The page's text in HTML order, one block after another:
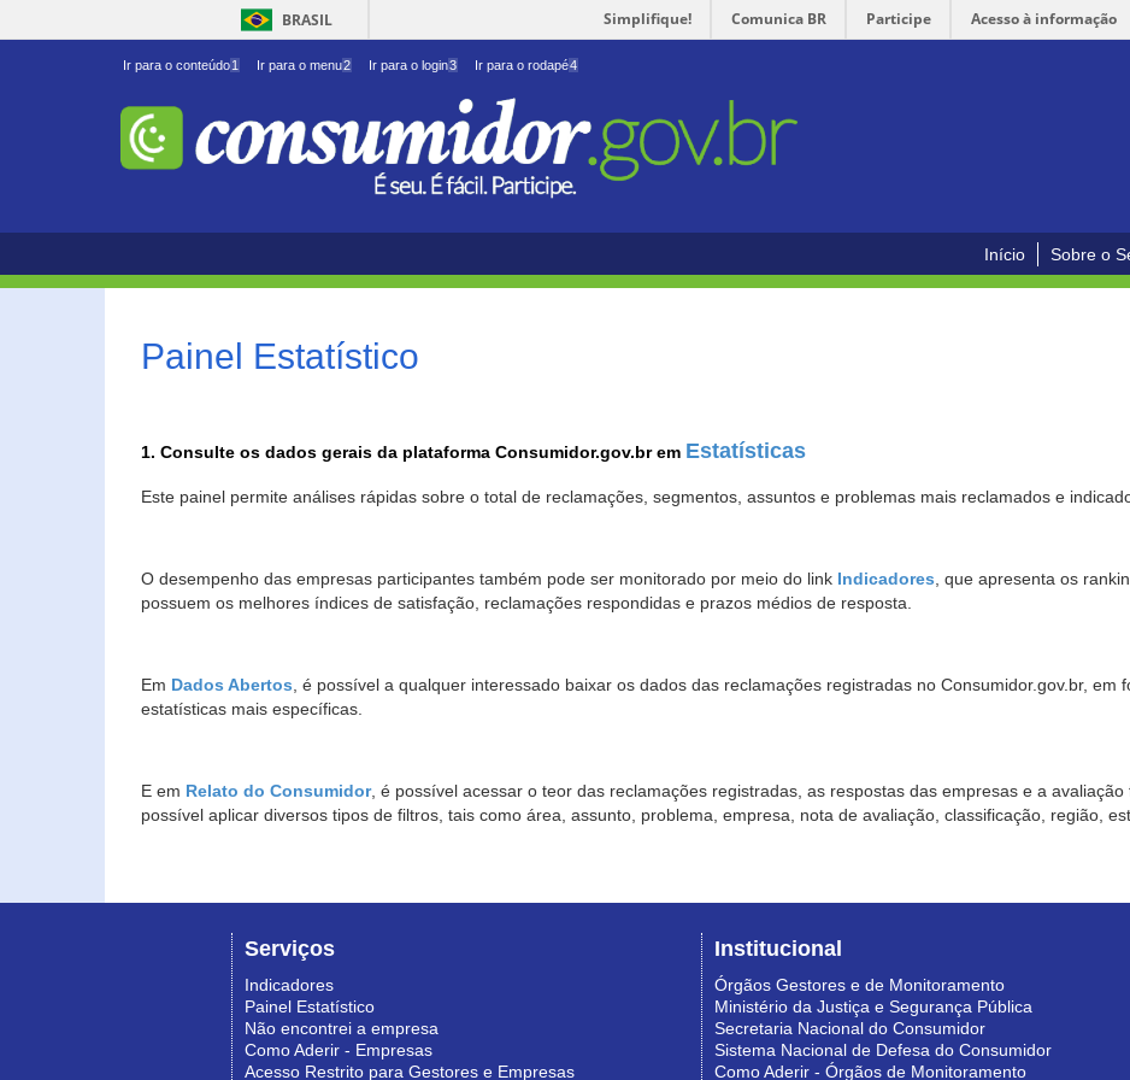
BRASIL Simplifique! Comunica BR Participe Acesso à informação
Ir para o conteúdo1 Ir para o menu2 Ir para o login3 Ir para o rodapé4
Início Sobre o
Painel Estatístico
1. Consulte os dados gerais da plataforma Consumidor.gov.br em Estatísticas
Este painel permite análises rápidas sobre o total de reclamações, segmentos, assuntos e problemas mais reclamados e
O desempenho das empresas participantes também pode ser monitorado por meio do link Indicadores, que apresenta os
possuem os melhores índices de satisfação, reclamações respondidas e prazos médios de resposta.
Em Dados Abertos, é possível a qualquer interessado baixar os dados das reclamações registradas no Consumidor.gov.br, em
estatísticas mais específicas.
E em Relato do Consumidor, é possível acessar o teor das reclamações registradas, as respostas das empresas e a
possível aplicar diversos tipos de filtros, tais como área, assunto, problema, empresa, nota de avaliação, classificação, região,
Serviços
Indicadores
Painel Estatístico
Não encontrei a empresa
Como Aderir - Empresas
Acesso Restrito para Gestores e Empresas
Institucional
Órgãos Gestores e de Monitoramento
Ministério da Justiça e Segurança Pública
Secretaria Nacional do Consumidor
Sistema Nacional de Defesa do Consumidor
Como Aderir - Órgãos de Monitoramento